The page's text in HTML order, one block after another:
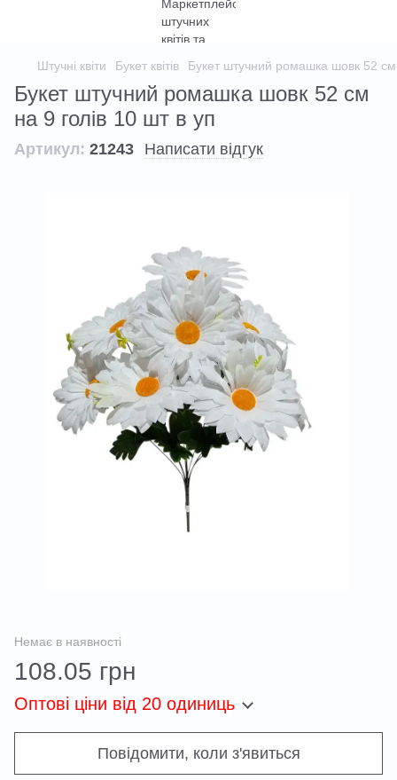
Штучні квіти Букет квітів Букет штучний ромашка шовк 52 см
Букет штучний ромашка шовк 52 см
на 9 голів 10 шт в уп
Артикул: 21243 Написати відгук
Немає в наявності
108.05 грн
Оптові ціни від 20 одиниць
Повідомити, коли з'явиться